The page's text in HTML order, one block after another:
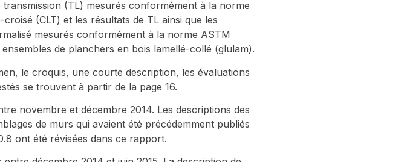
(TL) mesurés conformément à la norme
(CLT) et les résultats de TL ainsi que les
mesurés conformément à la norme ASTM
de planchers en bois lamellé-collé (glulam).
le croquis, une courte description, les évaluations
se trouvent à partir de la page 16.
novembre et décembre 2014. Les descriptions des
de murs qui avaient été précédemment publiés
ont été révisées dans ce rapport.